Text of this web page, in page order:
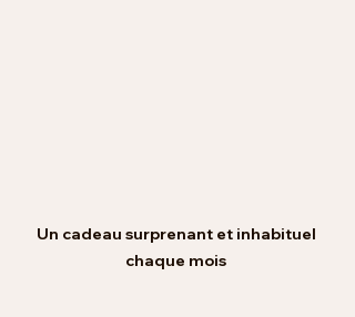
Un cadeau surprenant et inhabituel
chaque mois